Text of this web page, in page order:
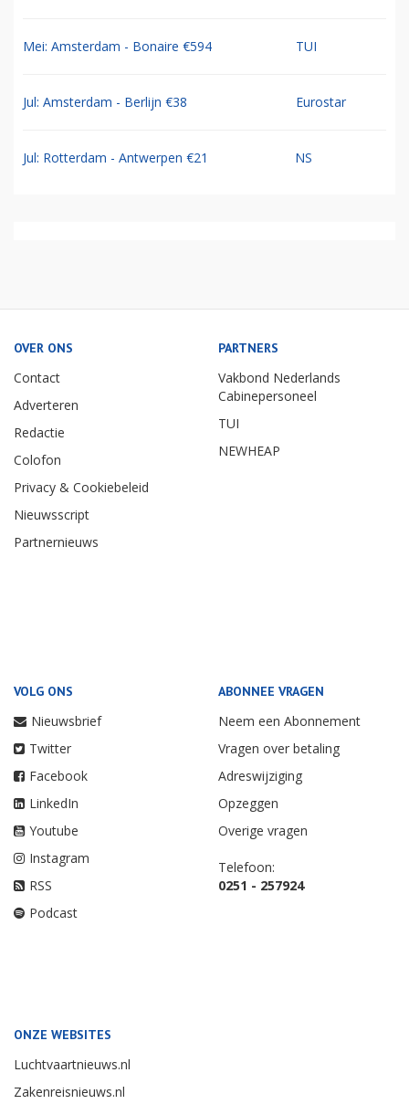
Mei: Amsterdam - Bonaire €594 TUI
Jul: Amsterdam - Berlijn €38 Eurostar
Jul: Rotterdam - Antwerpen €21 NS
OVER ONS
Contact
Adverteren
Redactie
Colofon
Privacy & Cookiebeleid
Nieuwsscript
Partnernieuws
PARTNERS
Vakbond Nederlands
Cabinepersoneel
TUI
NEWHEAP
VOLG ONS
Nieuwsbrief
Twitter
Facebook
LinkedIn
Youtube
Instagram
RSS
Podcast
ABONNEE VRAGEN
Neem een Abonnement
Vragen over betaling
Adreswijziging
Opzeggen
Overige vragen
Telefoon:
0251 - 257924
ONZE WEBSITES
Luchtvaartnieuws.nl
Zakenreisnieuws.nl